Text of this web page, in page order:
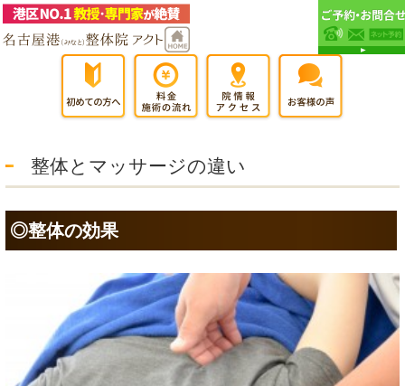
整体とマッサージの違い
◎整体の効果